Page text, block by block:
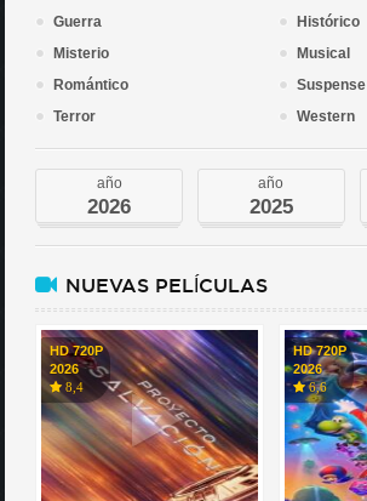
Guerra
Histórico
Misterio
Musical
Romántico
Suspense
Terror
Western
año
2026
año
2025
NUEVAS PELÍCULAS
HD 720P
2026
8,4
HD 720P
2026
6,6